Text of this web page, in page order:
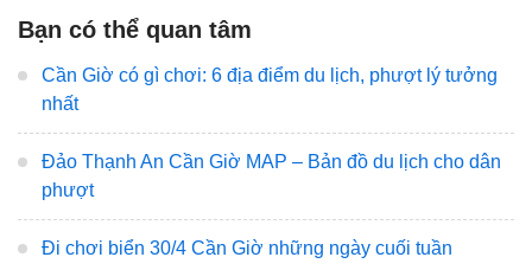
Bạn có thể quan tâm
Cần Giờ có gì chơi: 6 địa điểm du lịch, phượt lý tưởng
nhất
Đảo Thạnh An Cần Giờ MAP – Bản đồ du lịch cho dân
phượt
Đi chơi biển 30/4 Cần Giờ những ngày cuối tuần